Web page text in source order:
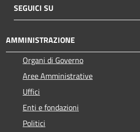
SEGUICI SU
AMMINISTRAZIONE
Organi di Governo
Aree Amministrative
Uffici
Enti e fondazioni
Politici